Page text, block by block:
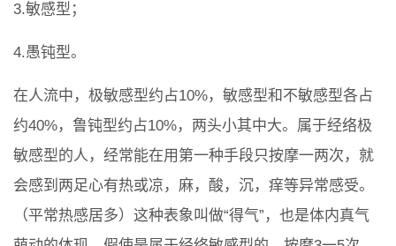
3.敏感型；
4.愚钝型。
在人流中，极敏感型约占10%，敏感型和不敏感型各占
约40%，鲁钝型约占10%，两头小其中大。属于经络极
敏感型的人，经常能在用第一种手段只按摩一两次，就
会感到两足心有热或凉，麻，酸，沉，痒等异常感受。
（平常热感居多）这种表象叫做“得气”，也是体内真气